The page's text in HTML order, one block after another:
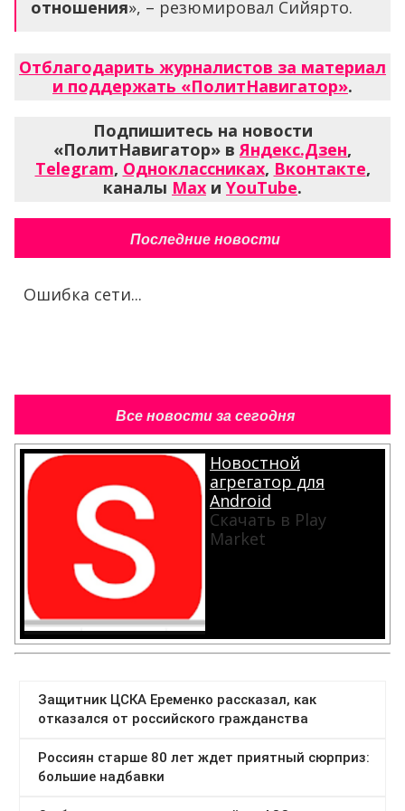
отношения», – резюмировал Сийярто.
Отблагодарить журналистов за материал
и поддержать «ПолитНавигатор».
Подпишитесь на новости
«ПолитНавигатор» вЯндекс.Дзен,
Telegram, Одноклассниках, Вконтакте,
каналы Max и YouTube.
Последние новости
Ошибка сети...
Все новости за сегодня
Новостной
агрегатор для
Android
Скачать в Play
Market